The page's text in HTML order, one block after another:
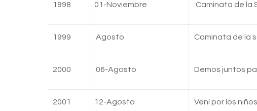
1998 01-Noviembre Caminata de la
1999 Agosto Caminata de la
2000 06-Agosto Demos juntos
2001 12-Agosto Vení por los